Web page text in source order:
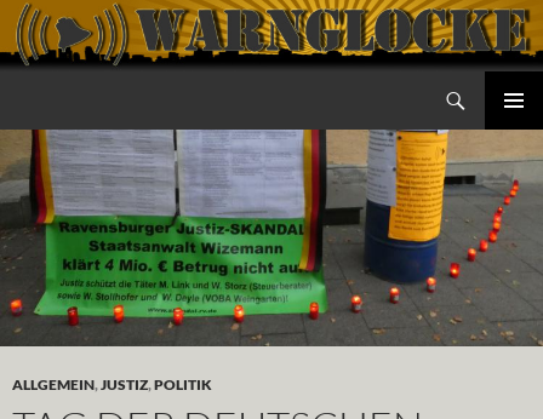
Zum
Inhalt
springen
MENÜ
ALLGEMEIN,JUSTIZ,POLITIK